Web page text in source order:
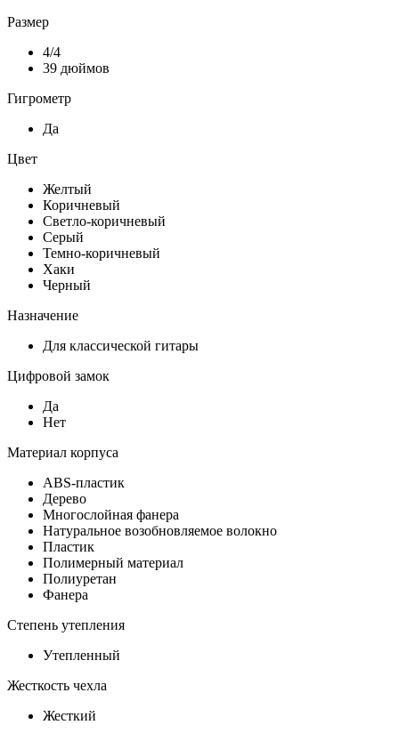
Размер
4/4
39 дюймов
Гигрометр
Да
Цвет
Желтый
Коричневый
Светло-коричневый
Серый
Темно-коричневый
Хаки
Черный
Назначение
Для классической гитары
Цифровой замок
Да
Нет
Материал корпуса
ABS-пластик
Дерево
Многослойная фанера
Натуральное возобновляемое волокно
Пластик
Полимерный материал
Полиуретан
Фанера
Степень утепления
Утепленный
Жесткость чехла
Жесткий